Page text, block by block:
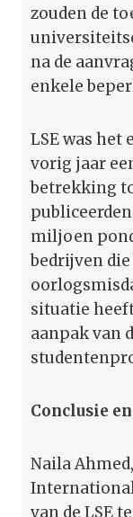
zouden de
na de
enkele
LSE was
vorig jaar
betrekking
miljoen
bedrijven
situatie
aanpak van
Conclusie
Naila
van de LSE